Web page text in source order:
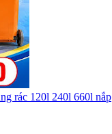
rác 120l 240l 660l nắp